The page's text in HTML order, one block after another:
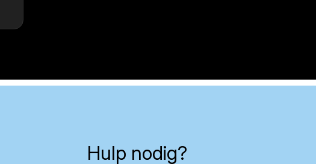
Hulp nodig?